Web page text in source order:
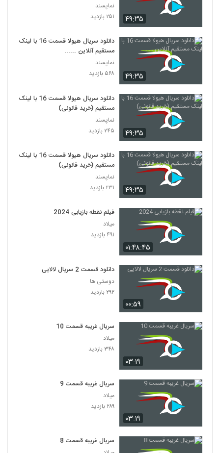
۴۹:۳۵
نماپسند
۲۵۱ بازدید
۴۹:۳۵
دانلود سریال هیولا قسمت 16 با لینک
مستقیم آنلاین ......
نماپسند
۵۶۸ بازدید
۴۹:۳۵
دانلود سریال هیولا قسمت 16 با لینک
مستقیم (خرید قانونی)
نماپسند
۲۴۵ بازدید
۴۹:۳۵
دانلود سریال هیولا قسمت 16 با لینک
مستقیم (خرید قانونی)
نماپسند
۲۳۱ بازدید
۰۱:۴۸:۴۵
فیلم نقطه بازیابی 2024
میلاد
۴۹۱ بازدید
۰۰:۵۹
دانلود قسمت 2 سریال لالایی
دوستی ها
۲۹۲ بازدید
۰۳:۱۹
سریال غریبه قسمت 10
میلاد
۳۴۸ بازدید
۰۳:۱۹
سریال غریبه قسمت 9
میلاد
۲۸۹ بازدید
سریال غریبه قسمت 8